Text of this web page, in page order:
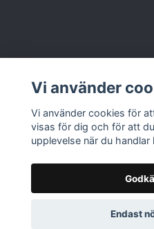
Läs mer
© 2026
Vi använder
Vi använder cookies för
visas för dig och för att
upplevelse när du handlar
Endast